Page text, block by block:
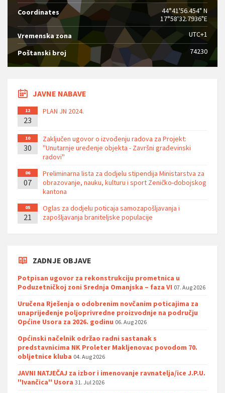
Coordinates
44°41'56.454" N
17°58'32.7936"E
Vremenska zona
UTC+1
Poštanski broj 74230
JAVNE NABAVE
12
23
PLAN JN 2024.
10
30
Zaključen ugovor o izvođenju radova za Projekt:
''Unutarnje uređenje objekta - Završni građevinski
radovi''
06
07
Preliminarna lista za dodjelu stipendija Ministarstva za
obrazovanje, nauku, kulturu i sport Zeničko-dobojskog
kantona
05
21
Oglas za dodjelu poticaja samozapošljavanja i
zapošljavanja braniteljske populacije
ZADNJE OBJAVE
Potpisan ugovor za rekonstrukciju prometnica u
Poduzetničkoj zoni Srednja Omanjska – faza VI 07. Aug 2026
Uručena Rješenja o odobrenim novčanim poticajima za
unaprijeđenje poljoprivredne proizvodnje na području
Općine Usora za 2026. godinu 06. Aug 2026
Općinski načelnik održao radni sastanak s
predstavnicima NK Proleter Makljenovac povodom 70.
obljetnice kluba 04. Aug 2026
JAVNI NATJEČAJ za izbor i imenovanje ravnatelja/ice J.P.U.
''Ivančica'' Usora 31. Jul 2026